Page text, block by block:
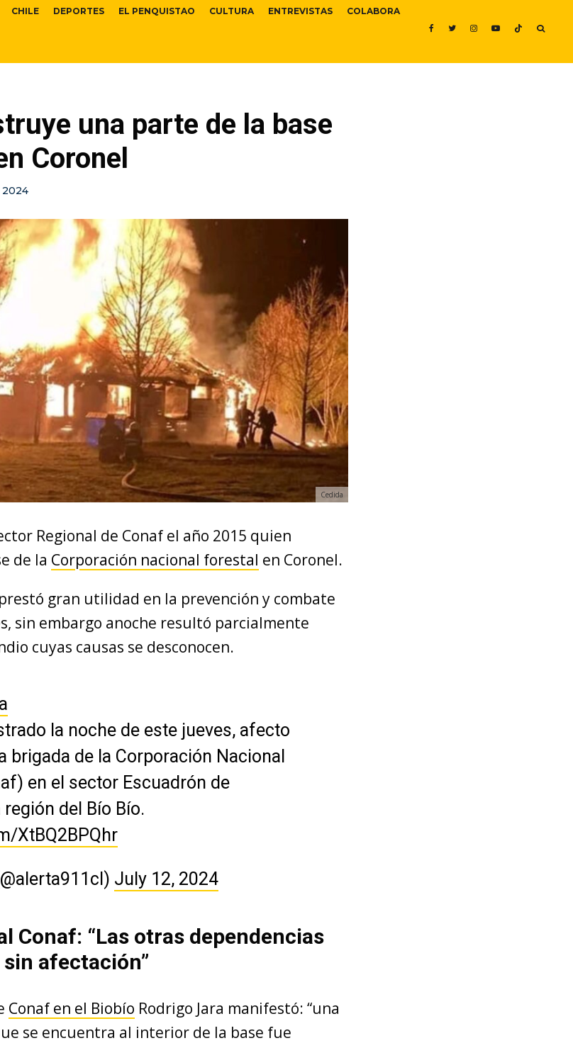
CHILE DEPORTES EL PENQUISTAO CULTURA ENTREVISTAS COLABORA
una parte de la base
Coronel
2024
Cedida
Regional de Conaf el año 2015 quien
de la Corporación nacional forestal en Coronel.
gran utilidad en la prevención y combate
sin embargo anoche resultó parcialmente
cuyas causas se desconocen.
la noche de este jueves, afecto
brigada de la Corporación Nacional
en el sector Escuadrón de
región del Bío Bío.
XtBQ2BPQhr
July 12, 2024
Conaf: “Las otras dependencias
afectación”
Conaf en el Biobío Rodrigo Jara manifestó: “una
se encuentra al interior de la base fue